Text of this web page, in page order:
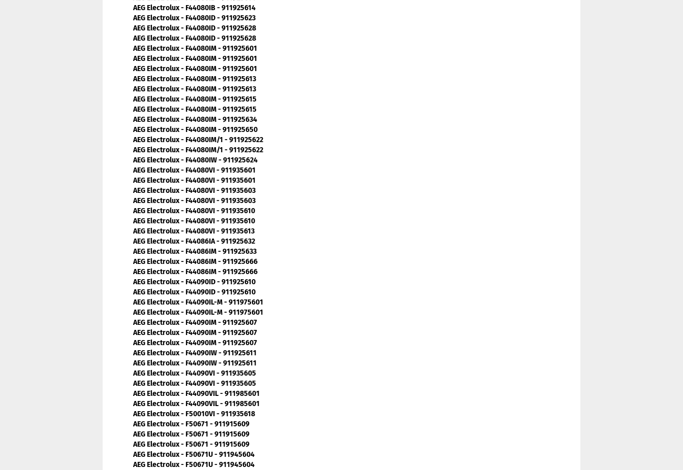
AEG Electrolux - F44080IB - 911925614
AEG Electrolux - F44080ID - 911925623
AEG Electrolux - F44080ID - 911925628
AEG Electrolux - F44080ID - 911925628
AEG Electrolux - F44080IM - 911925601
AEG Electrolux - F44080IM - 911925601
AEG Electrolux - F44080IM - 911925601
AEG Electrolux - F44080IM - 911925613
AEG Electrolux - F44080IM - 911925613
AEG Electrolux - F44080IM - 911925615
AEG Electrolux - F44080IM - 911925615
AEG Electrolux - F44080IM - 911925634
AEG Electrolux - F44080IM - 911925650
AEG Electrolux - F44080IM/1 - 911925622
AEG Electrolux - F44080IM/1 - 911925622
AEG Electrolux - F44080IW - 911925624
AEG Electrolux - F44080VI - 911935601
AEG Electrolux - F44080VI - 911935601
AEG Electrolux - F44080VI - 911935603
AEG Electrolux - F44080VI - 911935603
AEG Electrolux - F44080VI - 911935610
AEG Electrolux - F44080VI - 911935610
AEG Electrolux - F44080VI - 911935613
AEG Electrolux - F44086IA - 911925632
AEG Electrolux - F44086IM - 911925633
AEG Electrolux - F44086IM - 911925666
AEG Electrolux - F44086IM - 911925666
AEG Electrolux - F44090ID - 911925610
AEG Electrolux - F44090ID - 911925610
AEG Electrolux - F44090IL-M - 911975601
AEG Electrolux - F44090IL-M - 911975601
AEG Electrolux - F44090IM - 911925607
AEG Electrolux - F44090IM - 911925607
AEG Electrolux - F44090IM - 911925607
AEG Electrolux - F44090IW - 911925611
AEG Electrolux - F44090IW - 911925611
AEG Electrolux - F44090VI - 911935605
AEG Electrolux - F44090VI - 911935605
AEG Electrolux - F44090VIL - 911985601
AEG Electrolux - F44090VIL - 911985601
AEG Electrolux - F50010VI - 911935618
AEG Electrolux - F50671 - 911915609
AEG Electrolux - F50671 - 911915609
AEG Electrolux - F50671 - 911915609
AEG Electrolux - F50671U - 911945604
AEG Electrolux - F50671U - 911945604